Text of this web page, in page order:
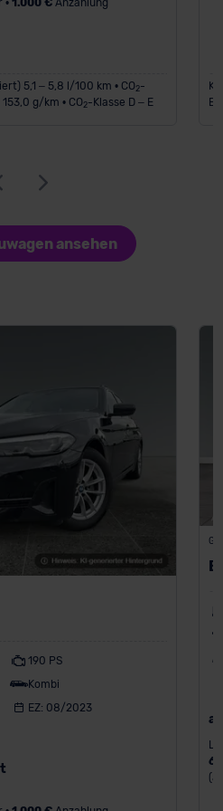
• 1.000 €Anzahlung
5,1 – 5,8 l/100 km • CO2-
g/km • CO2-Klasse D – E
ansehen
190 PS
Kombi
EZ: 08/2023
60